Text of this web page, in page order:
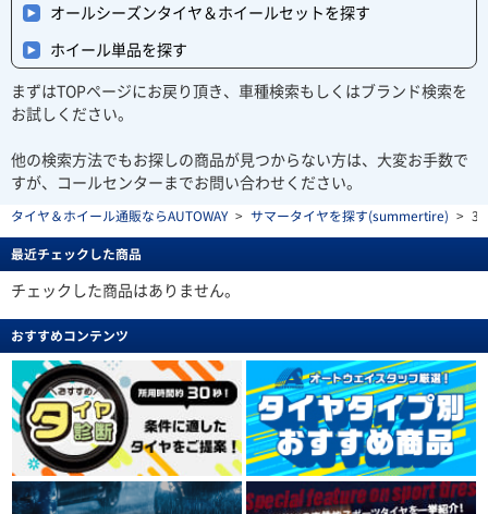
オールシーズンタイヤ＆ホイールセットを探す
ホイール単品を探す
まずはTOPページにお戻り頂き、車種検索もしくはブランド検索を
お試しください。
他の検索方法でもお探しの商品が見つからない方は、大変お手数で
すが、コールセンターまでお問い合わせください。
タイヤ＆ホイール通販ならAUTOWAY > サマータイヤを探す(summertire) >
最近チェックした商品
チェックした商品はありません。
おすすめコンテンツ